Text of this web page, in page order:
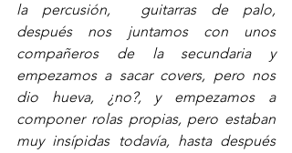
la percusión,  guitarras de palo,
después nos juntamos con unos
compañeros de la secundaria y
empezamos a sacar covers, pero nos
dio hueva, ¿no?, y empezamos a
componer rolas propias, pero estaban
muy insípidas todavía, hasta después